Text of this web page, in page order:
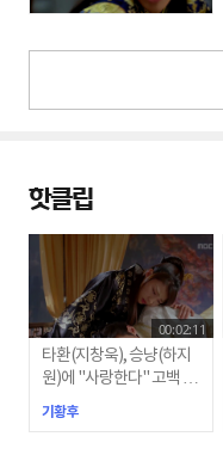
핫클립
00:02:11
타환(지창욱), 승냥(하지
원)에 "사랑한다" 고백 후
최후 '새드엔딩'
기황후